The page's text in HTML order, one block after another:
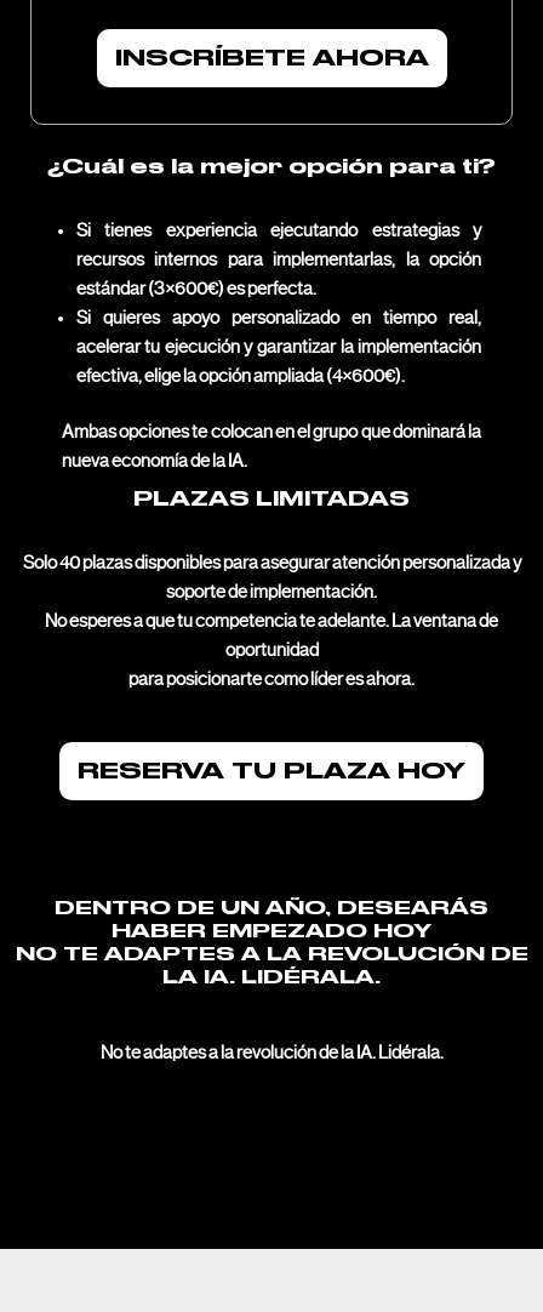
INSCRÍBETE AHORA
¿Cuál es la mejor opción para ti?
Si tienes experiencia ejecutando estrategias y
recursos internos para implementarlas, la opción
estándar (3×600€) es perfecta.
Si quieres apoyo personalizado en tiempo real,
acelerar tu ejecución y garantizar la implementación
efectiva, elige la opción ampliada (4×600€).
Ambas opciones te colocan en el grupo que dominará la
nueva economía de la IA.
PLAZAS LIMITADAS
Solo 40 plazas disponibles para asegurar atención personalizada y
soporte de implementación.
No esperes a que tu competencia te adelante. La ventana de
oportunidad
para posicionarte como líder es ahora.
RESERVA TU PLAZA HOY
DENTRO DE UN AÑO, DESEARÁS
HABER EMPEZADO HOY
NO TE ADAPTES A LA REVOLUCIÓN DE
LA IA. LIDÉRALA.
No te adaptes a la revolución de la IA. Lidérala.